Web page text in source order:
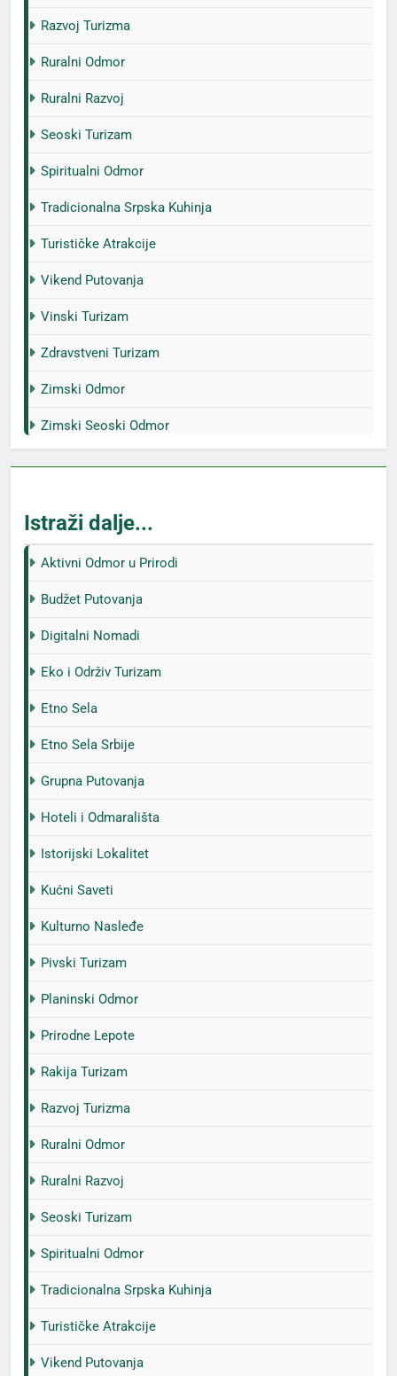
Razvoj Turizma
Ruralni Odmor
Ruralni Razvoj
Seoski Turizam
Spiritualni Odmor
Tradicionalna Srpska Kuhinja
Turističke Atrakcije
Vikend Putovanja
Vinski Turizam
Zdravstveni Turizam
Zimski Odmor
Zimski Seoski Odmor
Istraži dalje...
Aktivni Odmor u Prirodi
Budžet Putovanja
Digitalni Nomadi
Eko i Održiv Turizam
Etno Sela
Etno Sela Srbije
Grupna Putovanja
Hoteli i Odmarališta
Istorijski Lokalitet
Kućni Saveti
Kulturno Nasleđe
Pivski Turizam
Planinski Odmor
Prirodne Lepote
Rakija Turizam
Razvoj Turizma
Ruralni Odmor
Ruralni Razvoj
Seoski Turizam
Spiritualni Odmor
Tradicionalna Srpska Kuhinja
Turističke Atrakcije
Vikend Putovanja